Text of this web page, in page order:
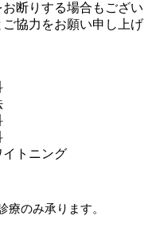
断りする場合もござい
協力をお願い申し上げ
トニング
のみ承ります。